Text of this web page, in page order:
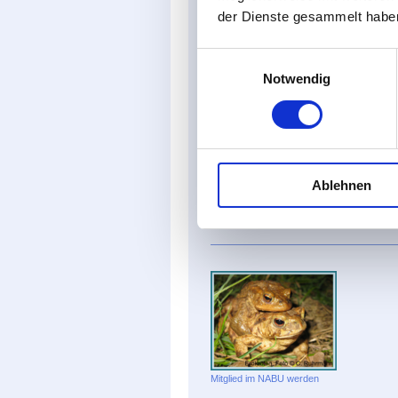
der Dienste gesammelt
Notwendig
Ablehnen
Zum NABU Vogeltrainer
Mitglied im NABU werden